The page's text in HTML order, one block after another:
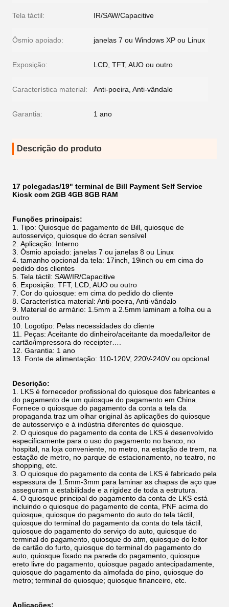
Tela táctil: IR/SAW/Capacitive
Ósmio apoiado: janelas 7 ou Windows XP ou Linux
Exposição: LCD, TFT, AUO ou outro
Característica material: Anti-poeira, Anti-vândalo
Garantia: 1 ano
Descrição do produto
17 polegadas/19" terminal de Bill Payment Self Service
Kiosk com 2GB 4GB 8GB RAM
Funções principais:
Tipo: Quiosque do pagamento de Bill, quiosque de
autosserviço, quiosque do écran sensível
Aplicação: Interno
Ósmio apoiado: janelas 7 ou janelas 8 ou Linux
tamanho opcional da tela: 17inch, 19inch ou em cima do
pedido dos clientes
Tela táctil: SAW/IR/Capacitive
Exposição: TFT, LCD, AUO ou outro
Cor do quiosque: em cima do pedido do cliente
Característica material: Anti-poeira, Anti-vândalo
Material do armário: 1.5mm a 2.5mm laminam a folha ou a
outro
Logotipo: Pelas necessidades do cliente
Peças: Aceitante do dinheiro/aceitante da moeda/leitor de
cartão/impressora do receipter….
Garantia: 1 ano
Fonte de alimentação: 110-120V, 220V-240V ou opcional
Descrição:
LKS é fornecedor profissional do quiosque dos fabricantes e
do pagamento de um quiosque do pagamento em China.
Fornece o quiosque do pagamento da conta a tela da
propaganda traz um olhar original às aplicações do quiosque
de autosserviço e à indústria diferentes do quiosque.
O quiosque do pagamento da conta de LKS é desenvolvido
especificamente para o uso do pagamento no banco, no
hospital, na loja conveniente, no metro, na estação de trem, na
estação de metro, no parque de estacionamento, no teatro, no
shopping, etc.
O quiosque do pagamento da conta de LKS é fabricado pela
espessura de 1.5mm-3mm para laminar as chapas de aço que
asseguram a estabilidade e a rigidez de toda a estrutura.
O quiosque principal do pagamento da conta de LKS está
incluindo o quiosque do pagamento de conta, PNF acima do
quiosque, quiosque do pagamento do auto do tela táctil,
quiosque do terminal do pagamento da conta do tela táctil,
quiosque do pagamento do serviço do auto, quiosque do
terminal do pagamento, quiosque do atm, quiosque do leitor
de cartão do furto, quiosque do terminal do pagamento do
auto, quiosque fixado na parede do pagamento, quiosque
ereto livre do pagamento, quiosque pagado antecipadamente,
quiosque do pagamento da almofada do pino, quiosque do
metro; terminal do quiosque; quiosque financeiro, etc.
Aplicações: